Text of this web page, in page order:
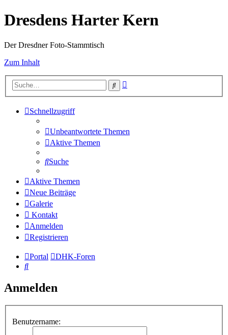
Dresdens Harter Kern
Der Dresdner Foto-Stammtisch
Zum Inhalt
Suche
Schnellzugriff
Unbeantwortete Themen
Aktive Themen
Suche
Aktive Themen
Neue Beiträge
Galerie
Kontakt
Anmelden
Registrieren
Portal
DHK-Foren
Suche
Anmelden
Benutzername: